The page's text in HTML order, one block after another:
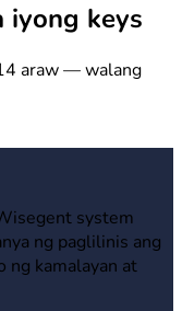
iyong keys
araw — walang
system
ng paglilinis ang
ng kamalayan at